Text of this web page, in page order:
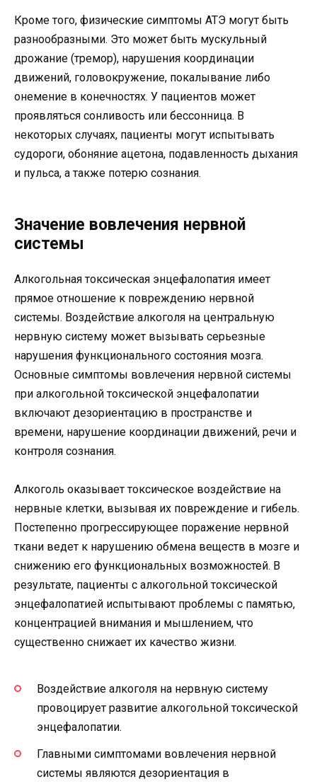
Кроме того, физические симптомы АТЭ могут быть
разнообразными. Это может быть мускульный
дрожание (тремор), нарушения координации
движений, головокружение, покалывание либо
онемение в конечностях. У пациентов может
проявляться сонливость или бессонница. В
некоторых случаях, пациенты могут испытывать
судороги, обоняние ацетона, подавленность дыхания
и пульса, а также потерю сознания.
Значение вовлечения нервной
системы
Алкогольная токсическая энцефалопатия имеет
прямое отношение к повреждению нервной
системы. Воздействие алкоголя на центральную
нервную систему может вызывать серьезные
нарушения функционального состояния мозга.
Основные симптомы вовлечения нервной системы
при алкогольной токсической энцефалопатии
включают дезориентацию в пространстве и
времени, нарушение координации движений, речи и
контроля сознания.
Алкоголь оказывает токсическое воздействие на
нервные клетки, вызывая их повреждение и гибель.
Постепенно прогрессирующее поражение нервной
ткани ведет к нарушению обмена веществ в мозге и
снижению его функциональных возможностей. В
результате, пациенты с алкогольной токсической
энцефалопатией испытывают проблемы с памятью,
концентрацией внимания и мышлением, что
существенно снижает их качество жизни.
Воздействие алкоголя на нервную систему
провоцирует развитие алкогольной токсической
энцефалопатии.
Главными симптомами вовлечения нервной
системы являются дезориентация в